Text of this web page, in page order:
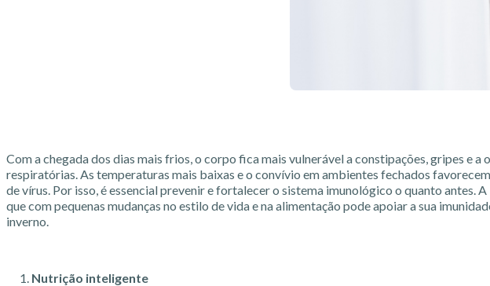
Com a chegada dos dias mais frios, o corpo fica mais vulnerável a constipações, gripes e a
respiratórias. As temperaturas mais baixas e o convívio em ambientes fechados
de vírus. Por isso, é essencial prevenir e fortalecer o sistema imunológico o quanto antes.
que com pequenas mudanças no estilo de vida e na alimentação pode apoiar a sua
inverno.
Nutrição inteligente